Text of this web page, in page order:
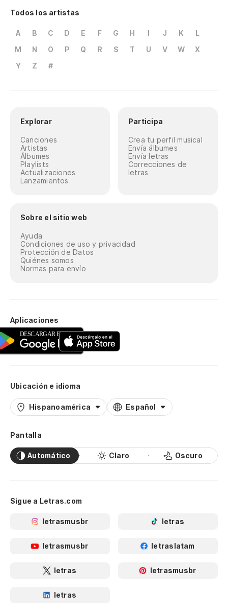
Todos los artistas
A B C D E F G H I J K
L
M
N O P Q R S T U V W
X
Y
Z #
Explorar
Canciones
Artistas
Álbumes
Playlists
Actualizaciones
Lanzamientos
Participa
Crea tu perfil musical
Envía álbumes
Envía letras
Correcciones de
letras
Sobre el sitio web
Ayuda
Condiciones de uso y privacidad
Protección de Datos
Quiénes somos
Normas para envío
Aplicaciones
Ubicación e idioma
Hispanoamérica Español
Pantalla
Automático Claro Oscuro
Sigue a Letras.com
letrasmusbr letras
letrasmusbr letraslatam
letras letrasmusbr
letras